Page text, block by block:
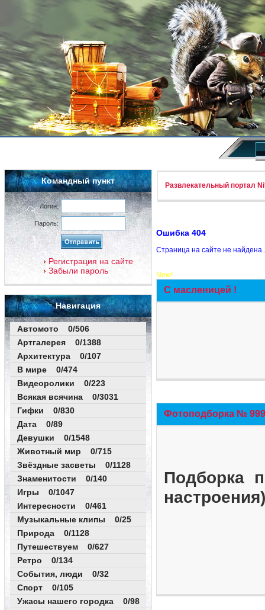
Командный пункт
Логин:
Пароль:
Регистрация на сайте
Забыли пароль
Навигация
Автомото 0/506
Артгалерея 0/1388
Архитектура 0/107
В мире 0/474
Видеоролики 0/223
Всякая всячина 0/3031
Гифки 0/830
Дата 0/89
Девушки 0/1548
Животный мир 0/715
Звёздные засветы 0/1128
Знаменитости 0/140
Игры 0/1047
Интересности 0/461
Музыкальные клипы 0/25
Природа 0/1128
Путешествуем 0/627
Ретро 0/134
События, люди 0/32
Спорт 0/105
Ужасы нашего городка 0/98
Развлекательный портал
Ошибка 404
Страница на сайте не
New!
С масленицей !
Фотоподборка №
Подборка